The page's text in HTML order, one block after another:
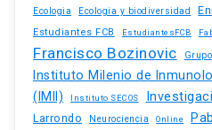
Ecologia Ecologia y biodiversidad
Estudiantes FCB EstudiantesFCB
Francisco Bozinovic
Instituto Milenio de
(IMII)
Instituto SECOS
Larrondo
Neurociencia Online